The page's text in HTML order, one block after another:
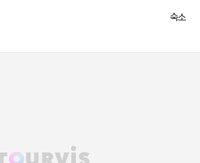
숙소